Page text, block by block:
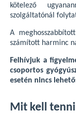
kötelező
szolgáltatónál
A
számított harminc
Felhívjuk a
csoportos
esetén nincs
Mit kell tenni